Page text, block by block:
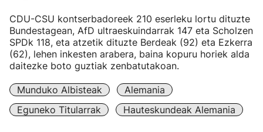
CDU-CSU kontserbadoreek 210 eserleku lortu dituzte
Bundestagean, AfD ultraeskuindarrak 147 eta Scholzen
SPDk 118, eta atzetik dituzte Berdeak (92) eta Ezkerra
(62), lehen inkesten arabera, baina kopuru horiek alda
daitezke boto guztiak zenbatutakoan.
Munduko Albisteak
Alemania
Eguneko Titularrak
Hauteskundeak Alemania